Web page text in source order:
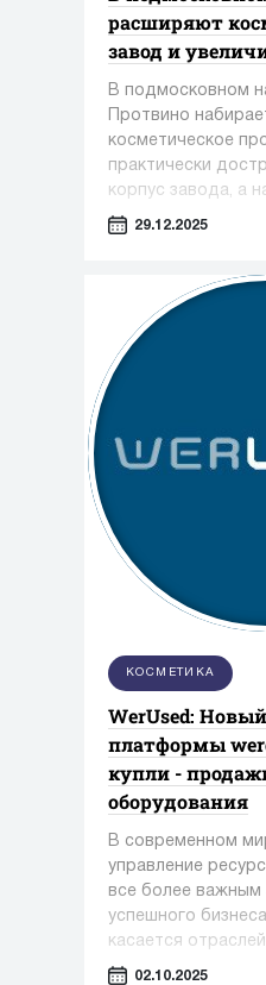
расширяют
завод и
В подмосковном
Протвино
косметическое
практически
корпус завода, а
предприятии
29.12.2025
КОСМЕТИКА
WerUsed:
платформы
купли -
оборудования
В современном
управление
все более важным
успешного
касается
оборудование
02.10.2025